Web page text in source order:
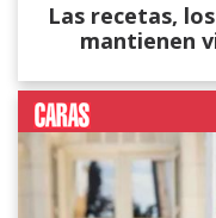
Las recetas,
mantienen